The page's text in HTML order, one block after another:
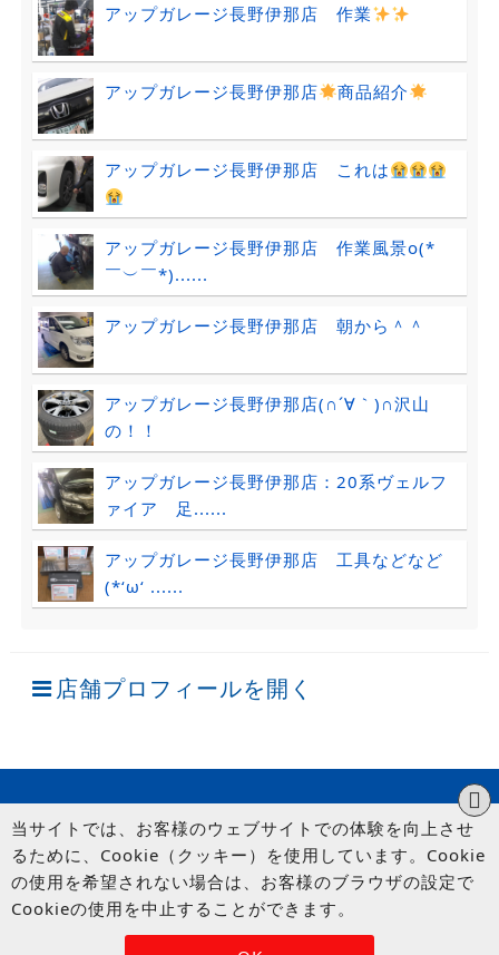
アップガレージ長野伊那店 作業
アップガレージ長野伊那店 商品紹介
アップガレージ長野伊那店 これは
アップガレージ長野伊那店 作業風景o(*
￣︶￣*)......
アップガレージ長野伊那店 朝から＾＾
アップガレージ長野伊那店(∩´∀｀)∩沢山
の！！
アップガレージ長野伊那店：20系ヴェルフ
ァイア 足......
アップガレージ長野伊那店 工具などなど
(*‘ω‘ ......
店舗プロフィールを開く
© UP GARAGE GROUP Co., Ltd.
当サイトでは、お客様のウェブサイトでの体験を向上させ
るために、Cookie（クッキー）を使用しています。Cookie
の使用を希望されない場合は、お客様のブラウザの設定で
Cookieの使用を中止することができます。